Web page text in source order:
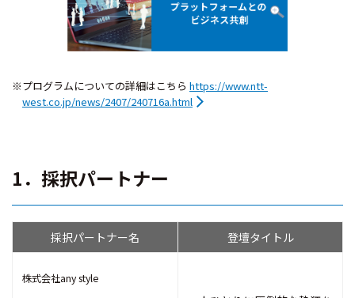
※プログラムについての詳細はこちら https://www.ntt-
west.co.jp/news/2407/240716a.html
1．採択パートナー
採択パートナー名 登壇タイトル
株式会社any style